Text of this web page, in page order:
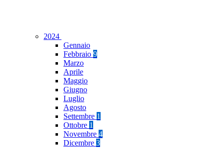
2024
Gennaio
Febbraio 9
Marzo
Aprile
Maggio
Giugno
Luglio
Agosto
Settembre 1
Ottobre 1
Novembre 4
Dicembre 3